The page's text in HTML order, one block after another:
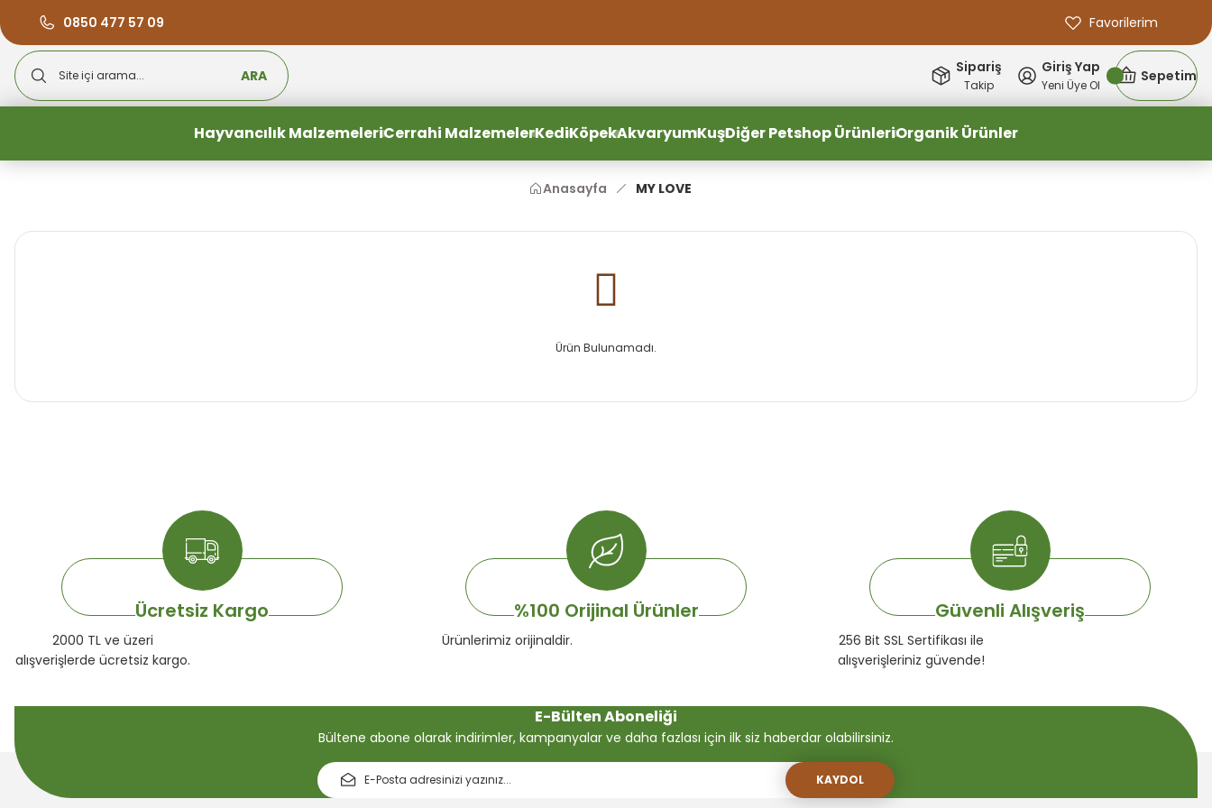
0850 477 57 09
2000 TL ve Üzeri Alışverişlerde Ücretsiz Kargo #3
Favorilerim
ARA Sipariş
Takip
Giriş Yap
Yeni Üye Ol
Sepetim
Hayvancılık MalzemeleriCerrahi MalzemelerKediKöpekAkvaryumKuşDiğer Petshop ÜrünleriOrganik Ürünler
Anasayfa MY LOVE
Ürün Bulunamadı.
Ücretsiz Kargo
2000 TL ve üzeri
alışverişlerde ücretsiz kargo.
%100 Orijinal Ürünler
Ürünlerimiz orijinaldir.
Güvenli Alışveriş
256 Bit SSL Sertifikası ile
alışverişleriniz güvende!
E-Bülten Aboneliği
Bültene abone olarak indirimler, kampanyalar ve daha fazlası için ilk siz haberdar olabilirsiniz.
KAYDOL